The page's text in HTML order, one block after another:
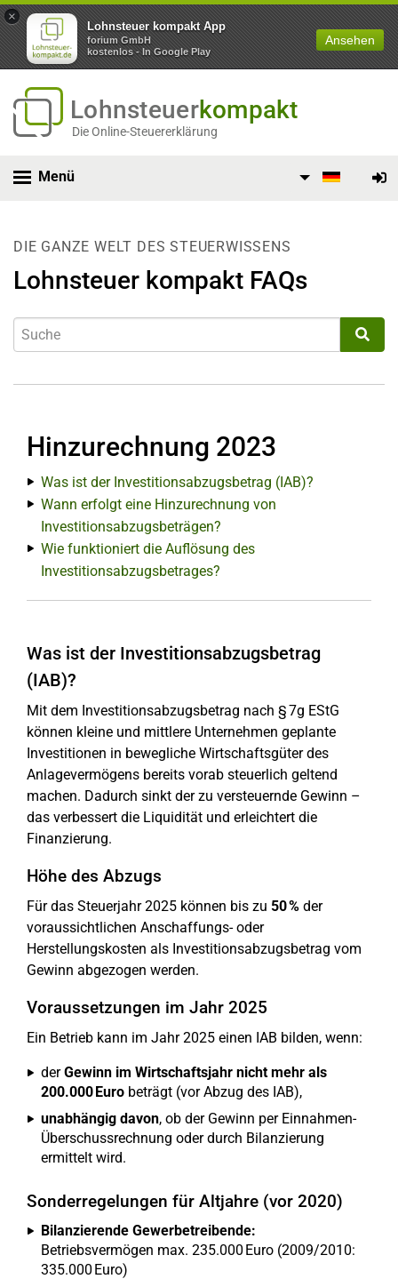
×
Lohnsteuer kompakt App
forium GmbH
kostenlos - In Google Play
Ansehen
Lohnsteuerkompakt
Die Online-Steuererklärung
Menü
DIE GANZE WELT DES STEUERWISSENS
Lohnsteuer kompakt FAQs
Hinzurechnung 2023
Was ist der Investitionsabzugsbetrag (IAB)?
Wann erfolgt eine Hinzurechnung von
Investitionsabzugsbeträgen?
Wie funktioniert die Auflösung des
Investitionsabzugsbetrages?
Was ist der Investitionsabzugsbetrag
(IAB)?
Mit dem Investitionsabzugsbetrag nach § 7g EStG
können kleine und mittlere Unternehmen geplante
Investitionen in bewegliche Wirtschaftsgüter des
Anlagevermögens bereits vorab steuerlich geltend
machen. Dadurch sinkt der zu versteuernde Gewinn –
das verbessert die Liquidität und erleichtert die
Finanzierung.
Höhe des Abzugs
Für das Steuerjahr 2025 können bis zu 50 % der
voraussichtlichen Anschaffungs- oder
Herstellungskosten als Investitionsabzugsbetrag vom
Gewinn abgezogen werden.
Voraussetzungen im Jahr 2025
Ein Betrieb kann im Jahr 2025 einen IAB bilden, wenn:
derGewinn im Wirtschaftsjahr nicht mehr als
200.000 Euro beträgt (vor Abzug des IAB),
unabhängig davon, ob der Gewinn per Einnahmen-
Überschussrechnung oder durch Bilanzierung
ermittelt wird.
Sonderregelungen für Altjahre (vor 2020)
Bilanzierende Gewerbetreibende:
Betriebsvermögen max. 235.000 Euro (2009/2010:
335.000 Euro)